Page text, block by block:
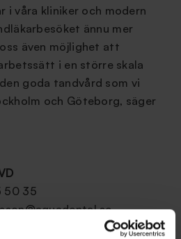
i våra kliniker och modern
ännu mer
även möjlighet att
i en större skala
goda tandvård som vi
och Göteborg, säger
50 35